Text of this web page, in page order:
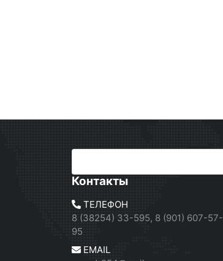
Контакты
ТЕЛЕФОН
8 (38254) 33-595, 8 (901) 607-57-
95
EMAIL